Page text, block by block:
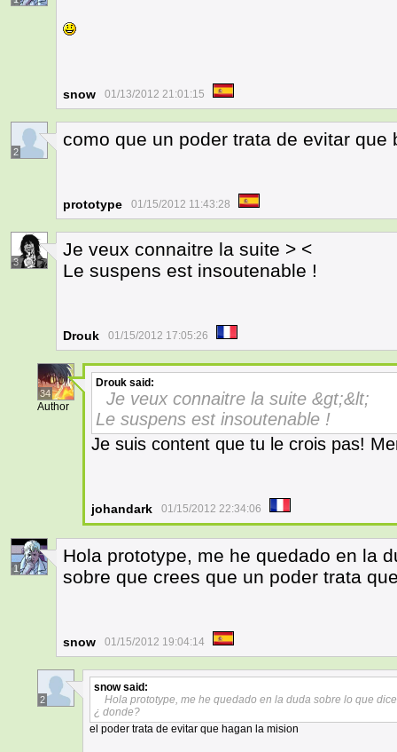
snow 01/13/2012 21:01:15
2
como que un poder trata de evitar que
prototype 01/15/2012 11:43:28
3
Je veux connaitre la suite > <
Le suspens est insoutenable !
Drouk 01/15/2012 17:05:26
34
Author
Drouk said:
Je veux connaitre la suite &gt;&lt;
Le suspens est insoutenable !
Je suis content que tu le crois pas!
johandark 01/15/2012 22:34:06
1
Hola prototype, me he quedado en la
sobre que crees que un poder trata
snow 01/15/2012 19:04:14
2
snowsaid:
Hola prototype, me he quedado en la duda sobre lo que
¿ donde?
el poder trata de evitar que hagan la mision